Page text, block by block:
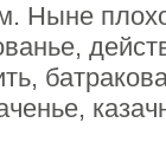
Ныне